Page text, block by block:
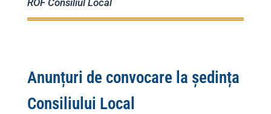
Anunțuri de convocare la ședința
Consiliului Local